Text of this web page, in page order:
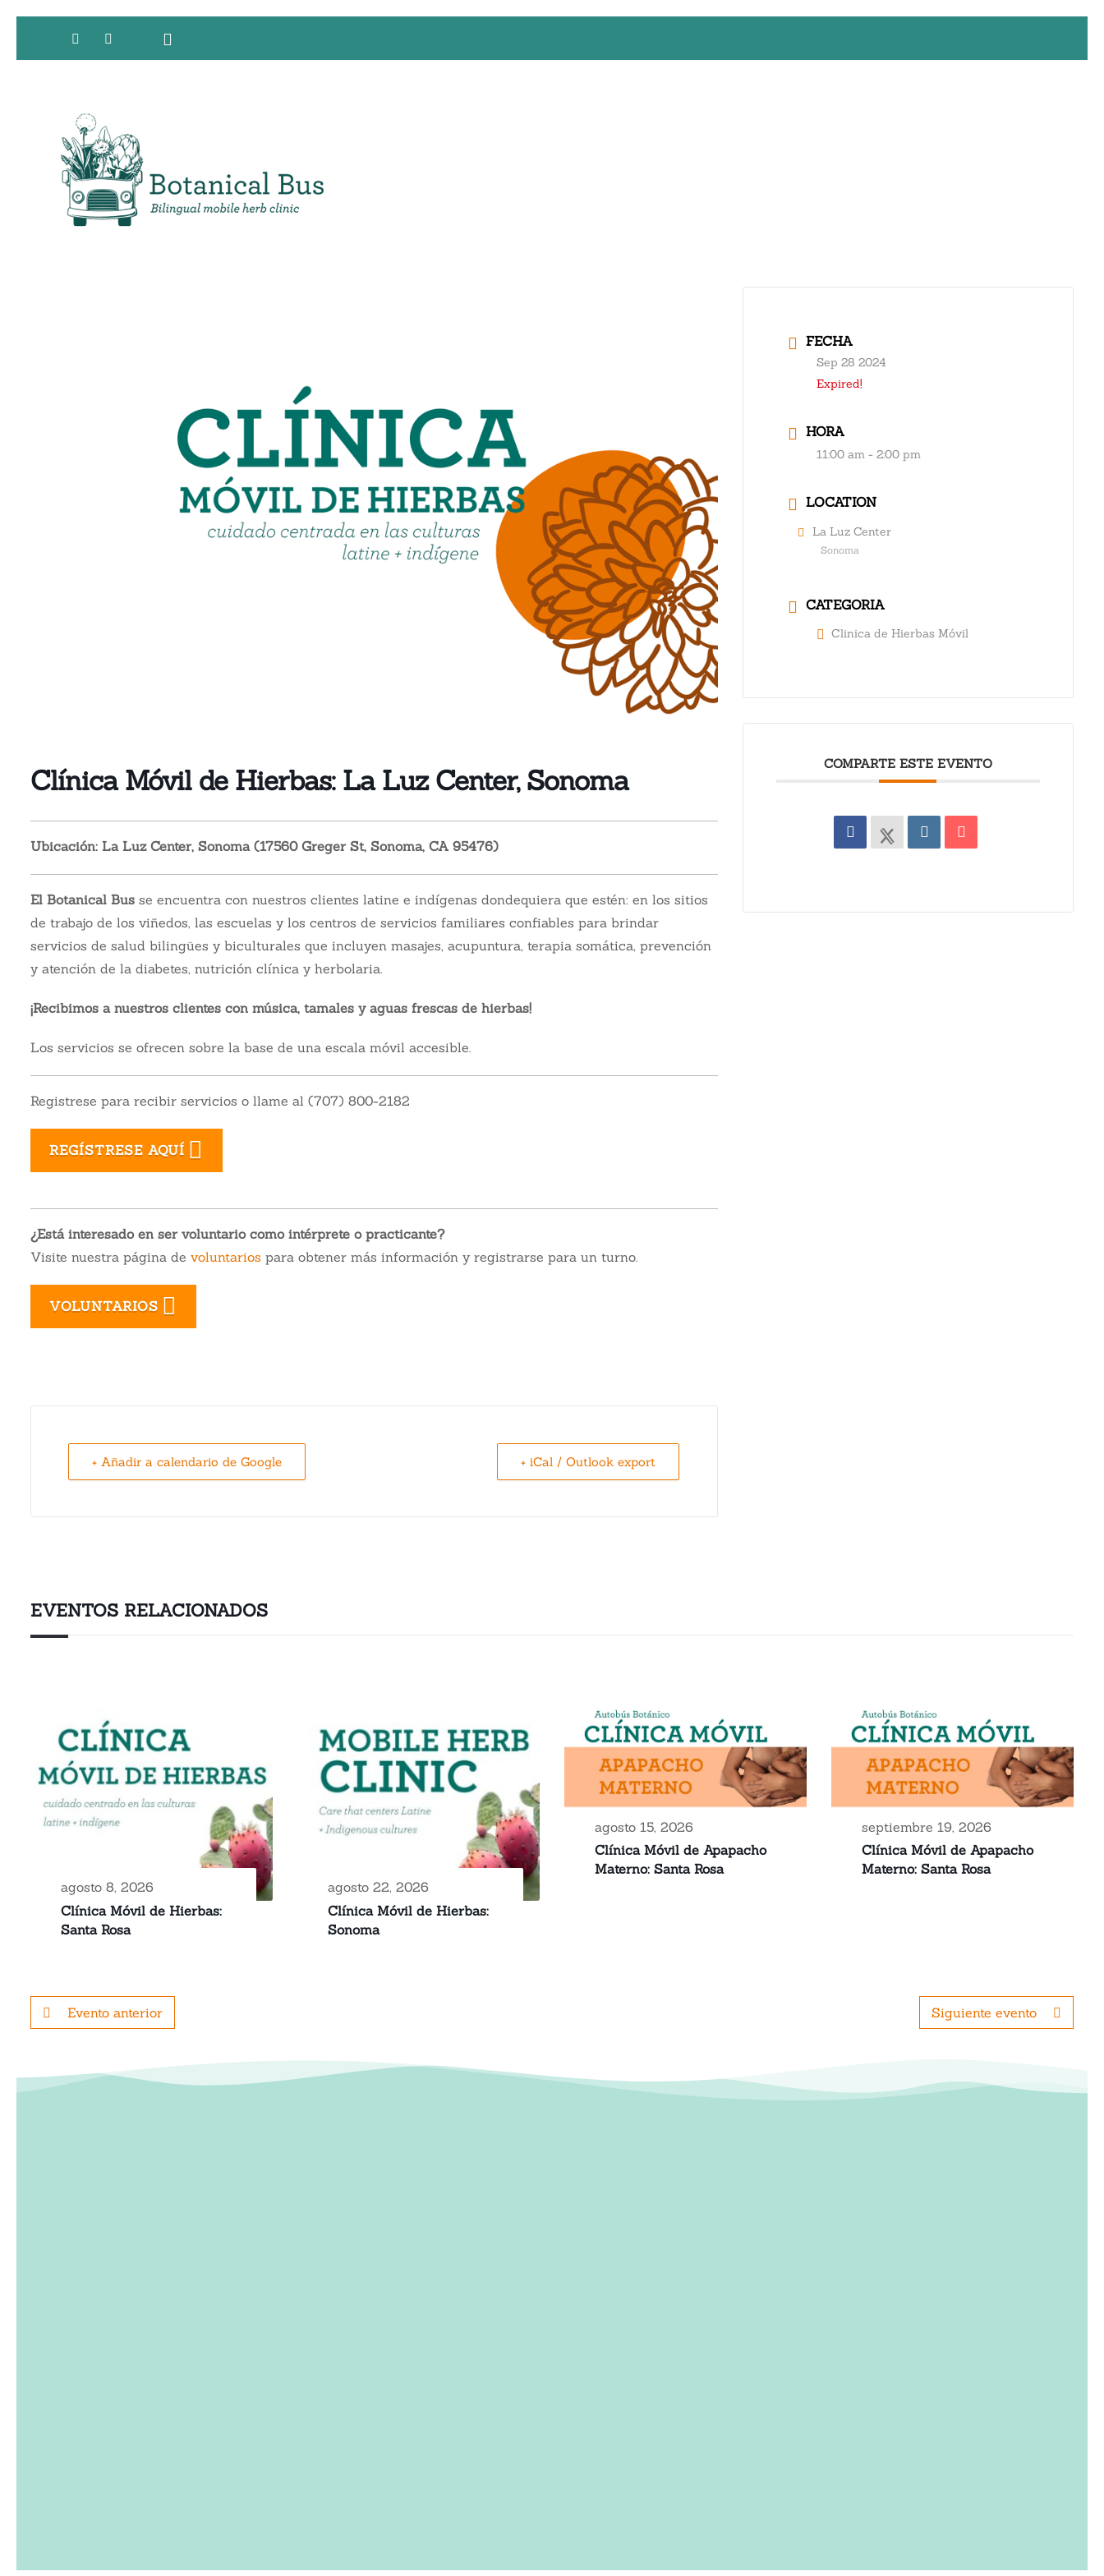
Clínica Móvil de Hierbas: La Luz Center, Sonoma
Ubicación: La Luz Center, Sonoma (17560 Greger St, Sonoma, CA 95476)
El Botanical Bus se encuentra con nuestros clientes latine e indígenas dondequiera que estén: en los sitios
de trabajo de los viñedos, las escuelas y los centros de servicios familiares confiables para brindar
servicios de salud bilingües y biculturales que incluyen masajes, acupuntura, terapia somática, prevención
y atención de la diabetes, nutrición clínica y herbolaria.
¡Recibimos a nuestros clientes con música, tamales y aguas frescas de hierbas!
Los servicios se ofrecen sobre la base de una escala móvil accesible.
Registrese para recibir servicios o llame al (707) 800-2182
REGÍSTRESE AQUÍ
¿Está interesado en ser voluntario como intérprete o practicante?
Visite nuestra página de voluntarios para obtener más información y registrarse para un turno.
VOLUNTARIOS
+ Añadir a calendario de Google + iCal / Outlook export
FECHA
Sep 28 2024
Expired!
HORA
11:00 am - 2:00 pm
LOCATION
La Luz Center
Sonoma
CATEGORIA
Clinica de Hierbas Móvil
COMPARTE ESTE EVENTO
EVENTOS RELACIONADOS
agosto 8, 2026
Clínica Móvil de Hierbas:
Santa Rosa
agosto 22, 2026
Clínica Móvil de Hierbas:
Sonoma
agosto 15, 2026
Clínica Móvil de Apapacho
Materno: Santa Rosa
septiembre 19, 2026
Clínica Móvil de Apapacho
Materno: Santa Rosa
Evento anterior Siguiente evento